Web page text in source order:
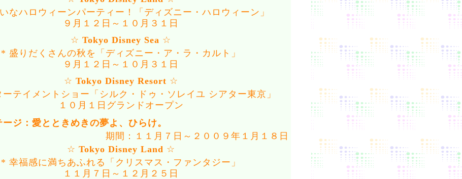
なハロウィーンパーティー！「ディズニー・ハロウィーン」
９月１２日～１０月３１日
☆ Tokyo Disney Sea ☆
* 盛りだくさんの秋を「ディズニー・ア・ラ・カルト」
９月１２日～１０月３１日
☆ Tokyo Disney Resort ☆
テイメントショー「シルク・ドゥ・ソレイユ シアター東京」
１０月１日グランドオープン
ジ：愛とときめきの夢よ、ひらけ。
期間：１１月７日～２００９年１月１８日
☆ Tokyo Disney Land ☆
* 幸福感に満ちあふれる「クリスマス・ファンタジー」
１１月７日～１２月２５日